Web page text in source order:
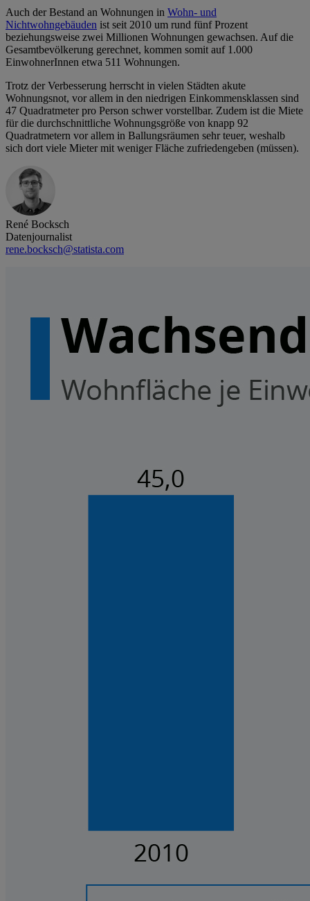
Auch der Bestand an Wohnungen in Wohn- und
Nichtwohngebäuden ist seit 2010 um rund fünf Prozent
beziehungsweise zwei Millionen Wohnungen gewachsen. Auf die
Gesamtbevölkerung gerechnet, kommen somit auf 1.000
EinwohnerInnen etwa 511 Wohnungen.
Trotz der Verbesserung herrscht in vielen Städten akute
Wohnungsnot, vor allem in den niedrigen Einkommensklassen sind
47 Quadratmeter pro Person schwer vorstellbar. Zudem ist die Miete
für die durchschnittliche Wohnungsgröße von knapp 92
Quadratmetern vor allem in Ballungsräumen sehr teuer, weshalb
sich dort viele Mieter mit weniger Fläche zufriedengeben (müssen).
René Bocksch
Datenjournalist
rene.bocksch@statista.com